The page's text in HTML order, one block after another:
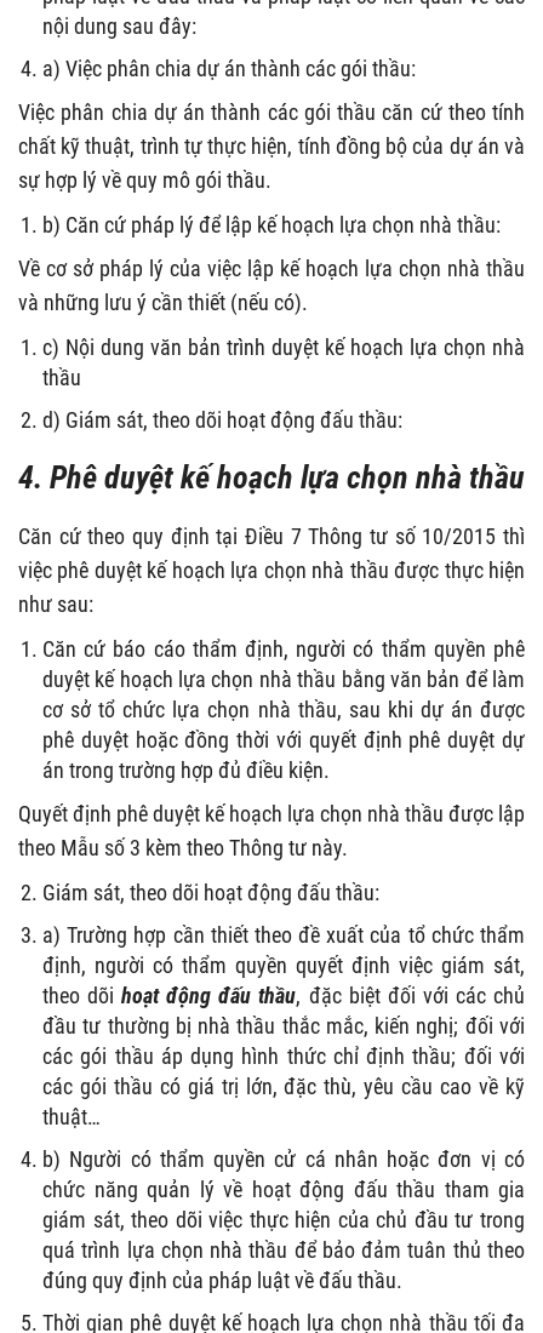
nội dung sau đây:
a) Việc phân chia dự án thành các gói thầu:
Việc phân chia dự án thành các gói thầu căn cứ theo tính
chất kỹ thuật, trình tự thực hiện, tính đồng bộ của dự án và
sự hợp lý về quy mô gói thầu.
b) Căn cứ pháp lý để lập kế hoạch lựa chọn nhà thầu:
Về cơ sở pháp lý của việc lập kế hoạch lựa chọn nhà thầu
và những lưu ý cần thiết (nếu có).
c) Nội dung văn bản trình duyệt kế hoạch lựa chọn nhà
thầu
d) Giám sát, theo dõi hoạt động đấu thầu:
4. Phê duyệt kế hoạch lựa chọn nhà thầu
Căn cứ theo quy định tại Điều 7 Thông tư số 10/2015 thì
việc phê duyệt kế hoạch lựa chọn nhà thầu được thực hiện
như sau:
Căn cứ báo cáo thẩm định, người có thẩm quyền phê
duyệt kế hoạch lựa chọn nhà thầu bằng văn bản để làm
cơ sở tổ chức lựa chọn nhà thầu, sau khi dự án được
phê duyệt hoặc đồng thời với quyết định phê duyệt dự
án trong trường hợp đủ điều kiện.
Quyết định phê duyệt kế hoạch lựa chọn nhà thầu được lập
theo Mẫu số 3 kèm theo Thông tư này.
Giám sát, theo dõi hoạt động đấu thầu:
a) Trường hợp cần thiết theo đề xuất của tổ chức thẩm
định, người có thẩm quyền quyết định việc giám sát,
theo dõihoạt động đấu thầu, đặc biệt đối với các chủ
đầu tư thường bị nhà thầu thắc mắc, kiến nghị; đối với
các gói thầu áp dụng hình thức chỉ định thầu; đối với
các gói thầu có giá trị lớn, đặc thù, yêu cầu cao về kỹ
thuật…
b) Người có thẩm quyền cử cá nhân hoặc đơn vị có
chức năng quản lý về hoạt động đấu thầu tham gia
giám sát, theo dõi việc thực hiện của chủ đầu tư trong
quá trình lựa chọn nhà thầu để bảo đảm tuân thủ theo
đúng quy định của pháp luật về đấu thầu.
Thời gian phê duyệt kế hoạch lựa chọn nhà thầu tối đa